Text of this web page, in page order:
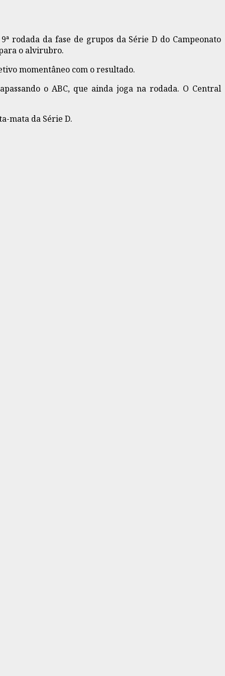
rodada da fase de grupos da Série D do Campeonato
o alvirubro.
momentâneo com o resultado.
o ABC, que ainda joga na rodada. O Central
mata da Série D.